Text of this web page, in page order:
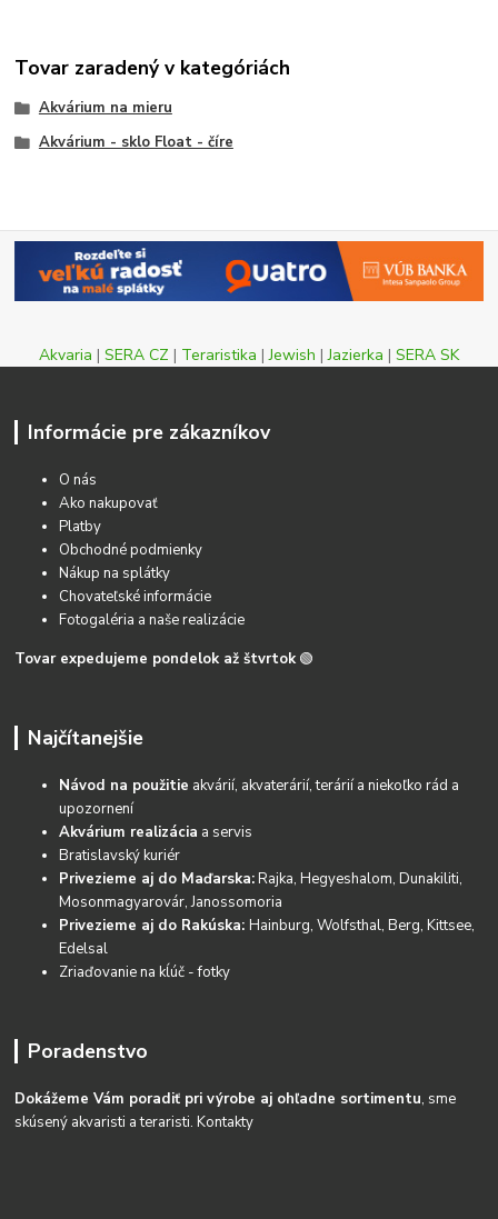
Tovar zaradený v kategóriách
Akvárium na mieru
Akvárium - sklo Float - číre
Akvaria | SERA CZ | Teraristika |Jewish |Jazierka | SERA SK
Informácie pre zákazníkov
O nás
Ako nakupovať
Platby
Obchodné podmienky
Nákup na splátky
Chovateľské informácie
Fotogaléria a naše realizácie
Tovar expedujeme pondelok až štvrtok 🟢
Najčítanejšie
Návod na použitie akvárií, akvaterárií, terárií a niekoľko rád a
upozornení
Akvárium realizácia a servis
Bratislavský kuriér
Privezieme aj do Maďarska:Rajka, Hegyeshalom, Dunakiliti,
Mosonmagyarovár, Janossomoria
Privezieme aj do Rakúska:Hainburg, Wolfsthal, Berg, Kittsee,
Edelsal
Zriaďovanie na kĺúč - fotky
Poradenstvo
Dokážeme Vám poradiť pri výrobe aj ohľadne sortimentu, sme
skúsený akvaristi a teraristi.Kontakty